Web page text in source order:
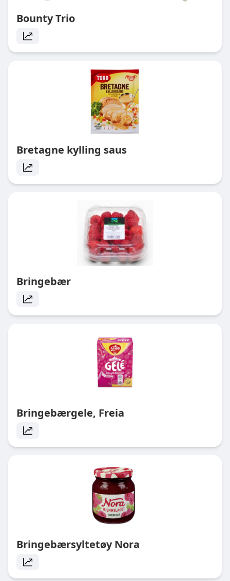
Bounty Trio
Bretagne kylling saus
Bringebær
Bringebærgele, Freia
Bringebærsyltetøy Nora